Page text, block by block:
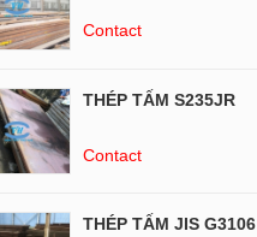
Contact
THÉP TẤM S235JR
Contact
THÉP TẤM JIS G3106